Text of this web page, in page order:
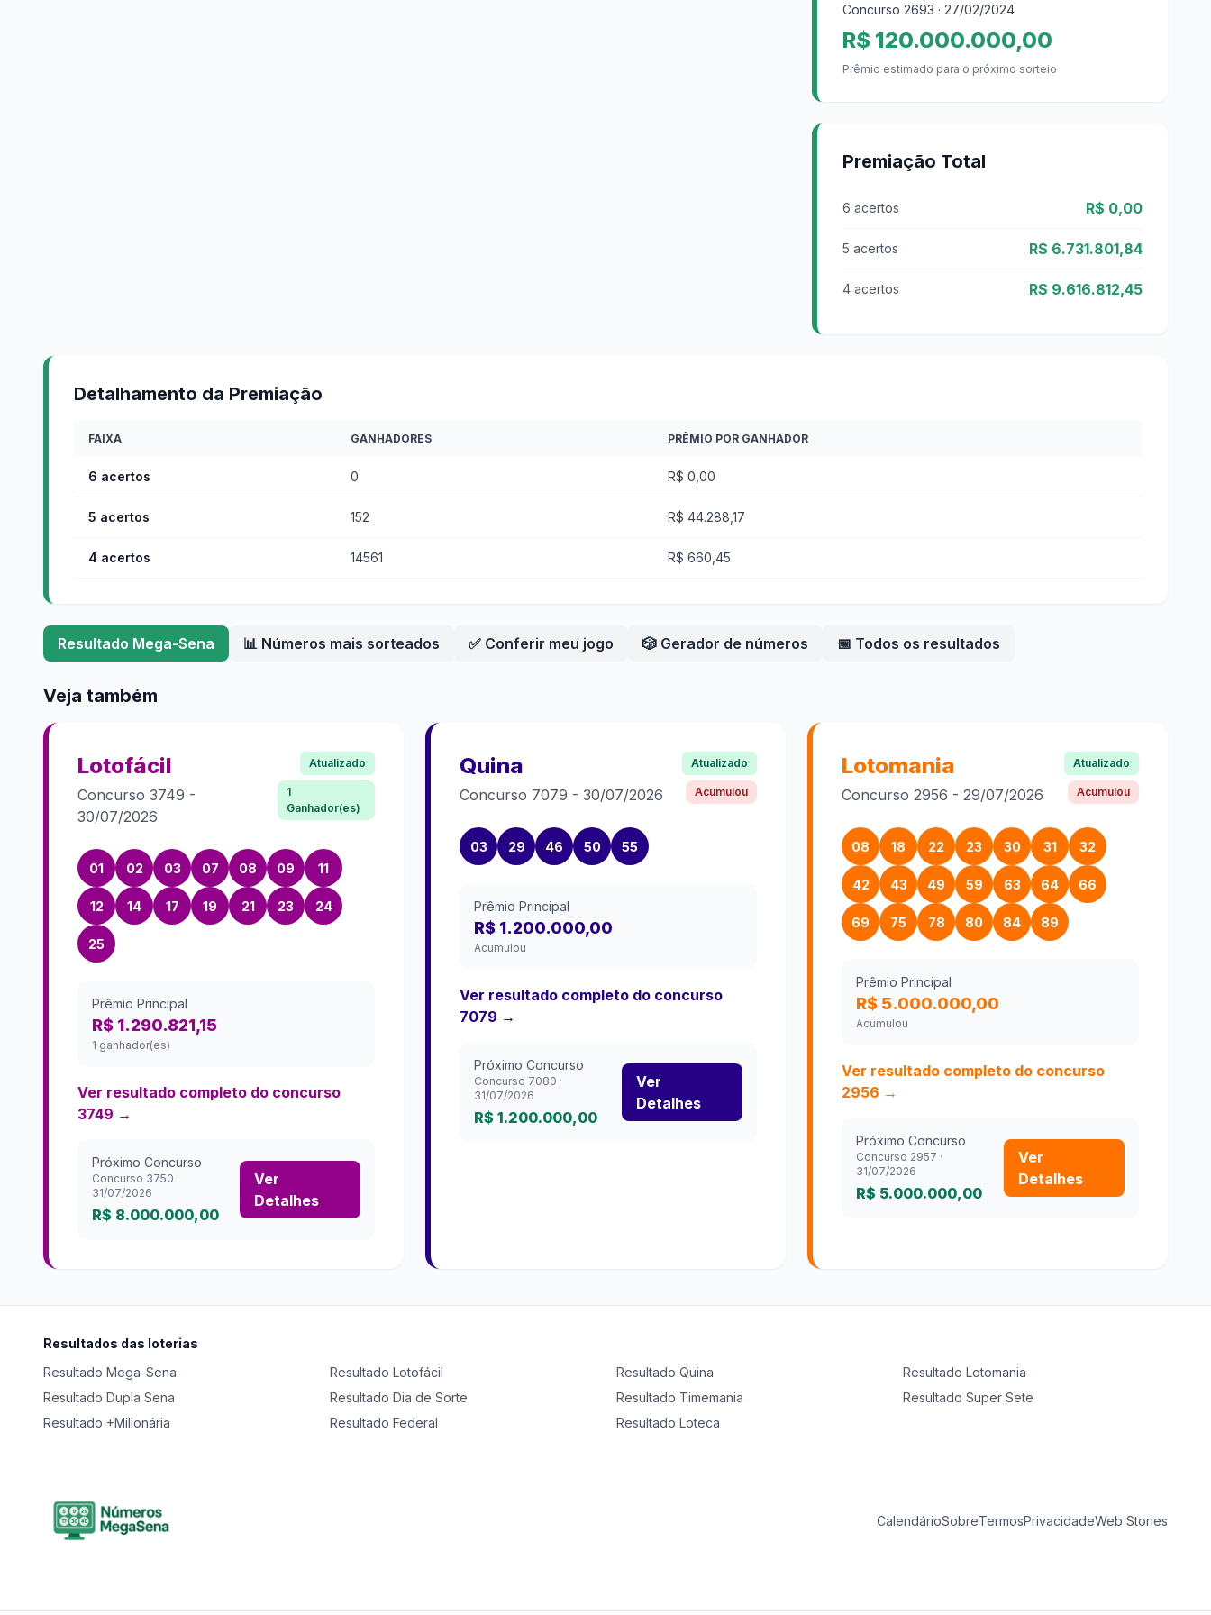
Concurso2693 · 27/02/2024
R$ 120.000.000,00
Prêmio estimado para o próximo sorteio
Premiação Total
6 acertos R$ 0,00
5 acertos R$ 6.731.801,84
4 acertos R$ 9.616.812,45
Detalhamento da Premiação
FAIXA GANHADORES PRÊMIO POR GANHADOR
6 acertos 0 R$ 0,00
5 acertos 152 R$ 44.288,17
4 acertos 14561 R$ 660,45
Resultado Mega-Sena 📊 Números mais sorteados ✅ Conferir meu jogo 🎲 Gerador de números 📅 Todos os resultados
Veja também
Lotofácil
Concurso 3749 -
30/07/2026
Atualizado
1
Ganhador(es)
01 02 03 07 08 09 11
12 14 17 19 21 23 24
25
Prêmio Principal
R$ 1.290.821,15
1 ganhador(es)
Ver resultado completo do concurso
3749 →
Próximo Concurso
Concurso 3750 ·
31/07/2026
R$ 8.000.000,00
Ver
Detalhes
Quina
Concurso 7079 - 30/07/2026
Atualizado
Acumulou
03 29 46 50 55
Prêmio Principal
R$ 1.200.000,00
Acumulou
Ver resultado completo do concurso
7079 →
Próximo Concurso
Concurso 7080 ·
31/07/2026
R$ 1.200.000,00
Ver
Detalhes
Lotomania
Concurso 2956 - 29/07/2026
Atualizado
Acumulou
08 18 22 23 30 31 32
42 43 49 59 63 64 66
69 75 78 80 84 89
Prêmio Principal
R$ 5.000.000,00
Acumulou
Ver resultado completo do concurso
2956 →
Próximo Concurso
Concurso 2957 ·
31/07/2026
R$ 5.000.000,00
Ver
Detalhes
Resultados das loterias
Resultado Mega-Sena Resultado Lotofácil Resultado Quina Resultado Lotomania
Resultado Dupla Sena Resultado Dia de Sorte Resultado Timemania Resultado Super Sete
Resultado +Milionária Resultado Federal Resultado Loteca
CalendárioSobreTermosPrivacidadeWeb Stories